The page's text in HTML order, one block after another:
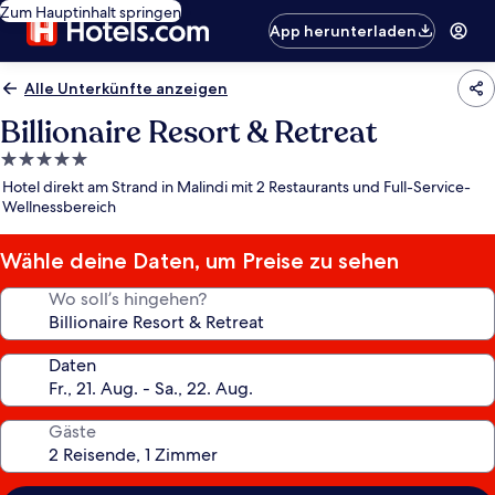
Zum Hauptinhalt springen
App herunterladen
Alle Unterkünfte anzeigen
Billionaire Resort & Retreat
5.0-
Sterne-
Unterkunft
Hotel direkt am Strand in Malindi mit 2 Restaurants und Full-Service-
Wellnessbereich
Wähle deine Daten, um Preise zu sehen
Wo soll’s hingehen?
Daten
Gäste